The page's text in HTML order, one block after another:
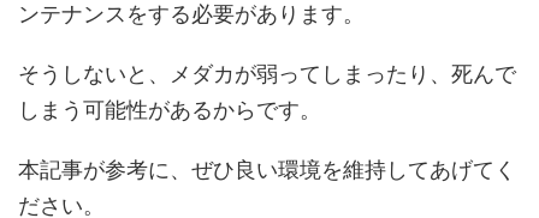
ンテナンスをする必要があります。
そうしないと、メダカが弱ってしまったり、死んで
しまう可能性があるからです。
本記事が参考に、ぜひ良い環境を維持してあげてく
ださい。